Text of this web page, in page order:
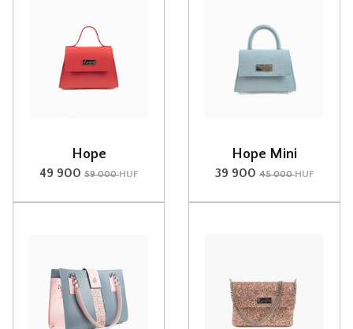
Hope
49 900 59 000HUF
Hope Mini
39 900 45 000HUF